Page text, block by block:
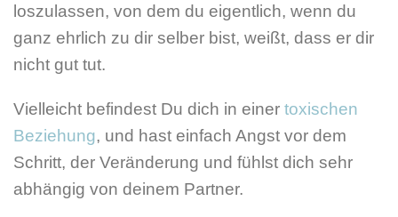
loszulassen, von dem du eigentlich, wenn du
ganz ehrlich zu dir selber bist, weißt, dass er dir
nicht gut tut.
Vielleicht befindest Du dich in einer toxischen
Beziehung, und hast einfach Angst vor dem
Schritt, der Veränderung und fühlst dich sehr
abhängig von deinem Partner.